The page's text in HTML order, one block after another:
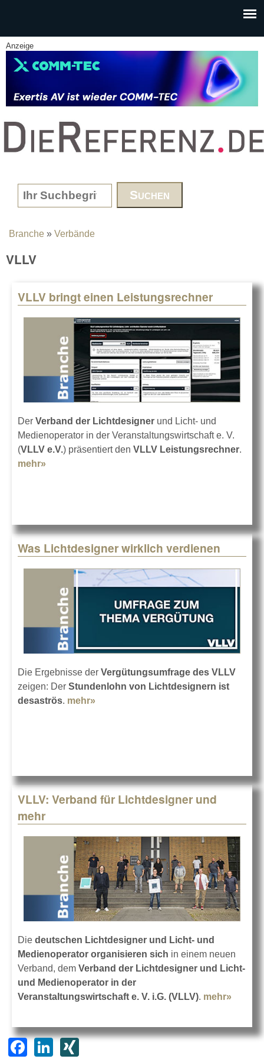
Anzeige
www.DieReferenz.de
Search form
You are here
Branche » Verbände
VLLV
VLLV bringt einen Leistungsrechner
Der Verband der Lichtdesigner und Licht- und
Medienoperator in der Veranstaltungswirtschaft e. V.
(VLLV e.V.) präsentiert den VLLV Leistungsrechner.
mehr»
Was Lichtdesigner wirklich verdienen
Die Ergebnisse der Vergütungsumfrage des VLLV
zeigen: Der Stundenlohn von Lichtdesignern ist
desaströs. mehr»
VLLV: Verband für Lichtdesigner und
mehr
Die deutschen Lichtdesigner und Licht- und
Medienoperator organisieren sich in einem neuen
Verband, dem Verband der Lichtdesigner und Licht-
und Medienoperator in der
Veranstaltungswirtschaft e. V. i.G. (VLLV). mehr»
und
F
Li XI